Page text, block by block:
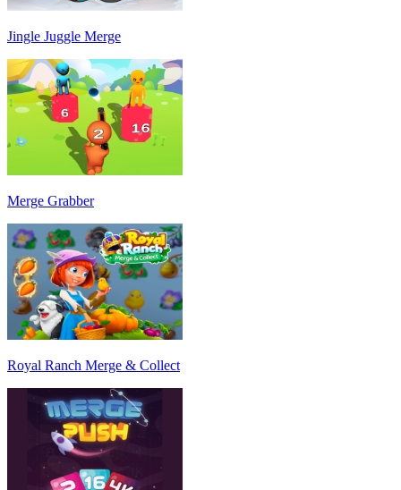
Jingle Juggle Merge
Merge Grabber
Royal Ranch Merge & Collect